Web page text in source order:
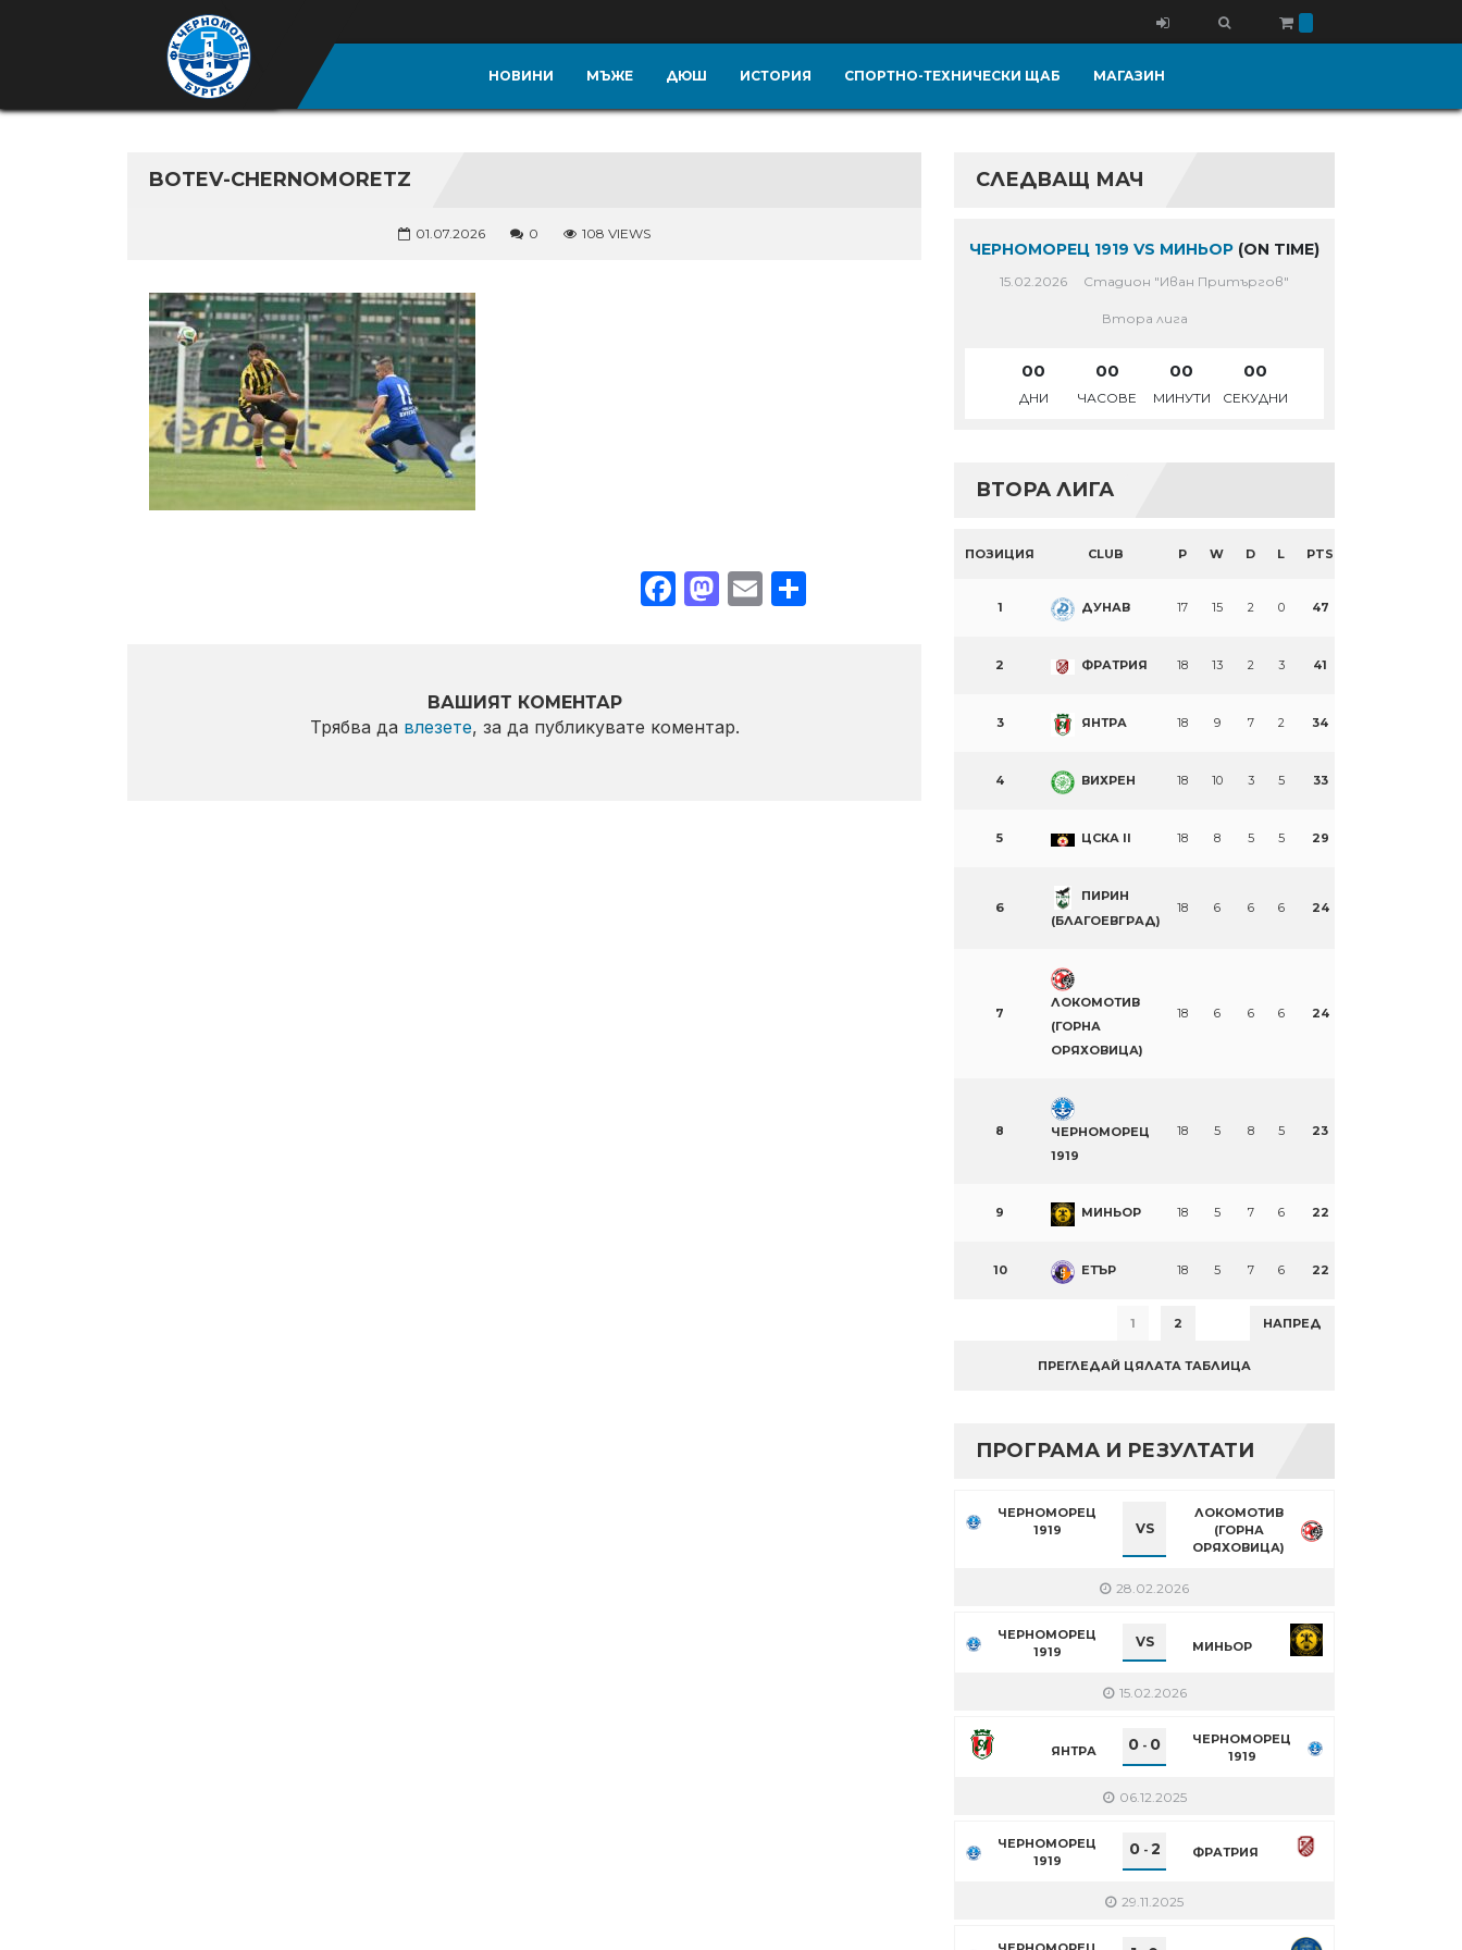
НОВИНИ МЪЖЕ ДЮШ ИСТОРИЯ СПОРТНО-ТЕХНИЧЕСКИ ЩАБ МАГАЗИН
BOTEV-CHERNOMORETZ
01.07.2026 0 108 VIEWS
Facebook
Mastodon
EmailShare
ВАШИЯТ КОМЕНТАР
Трябва да влезете, за да публикувате коментар.
СЛЕДВАЩ МАЧ
ЧЕРНОМОРЕЦ 1919 VS МИНЬОР (ON TIME)
15.02.2026 Стадион "Иван Притъргов"
Втора лига
00
ДНИ
00
ЧАСОВЕ
00
МИНУТИ
00
СЕКУДНИ
ВТОРА ЛИГА
ПОЗИЦИЯ CLUB P W D L PTS
1 ДУНАВ 17 15 2 0 47
2 ФРАТРИЯ 18 13 2 3 41
3 ЯНТРА 18 9 7 2 34
4 ВИХРЕН 18 10 3 5 33
5 ЦСКА II 18 8 5 5 29
6
ПИРИН
(БЛАГОЕВГРАД)
18 6 6 6 24
7
ЛОКОМОТИВ
(ГОРНА
ОРЯХОВИЦА)
18 6 6 6 24
8
ЧЕРНОМОРЕЦ
1919
18 5 8 5 23
9 МИНЬОР 18 5 7 6 22
10 ЕТЪР 18 5 7 6 22
1 2 НАПРЕД
ПРЕГЛЕДАЙ ЦЯЛАТА ТАБЛИЦА
ПРОГРАМА И РЕЗУЛТАТИ
ЧЕРНОМОРЕЦ
1919
VS
ЛОКОМОТИВ
(ГОРНА
ОРЯХОВИЦА)
28.02.2026
ЧЕРНОМОРЕЦ
1919
VS МИНЬОР
15.02.2026
ЯНТРА 0 - 0
ЧЕРНОМОРЕЦ
1919
06.12.2025
ЧЕРНОМОРЕЦ
1919
0- 2 ФРАТРИЯ
29.11.2025